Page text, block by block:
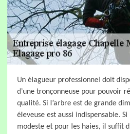
Un élagueur professionnel doit
d’une tronçonneuse pour pouvoir
qualité. Si l’arbre est de grande
éleveuse est aussi indispensable.
modeste et pour les haies, il suffit